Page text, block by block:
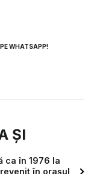
WHATSAPP!
ȘI
ca în 1976 la
în orașul